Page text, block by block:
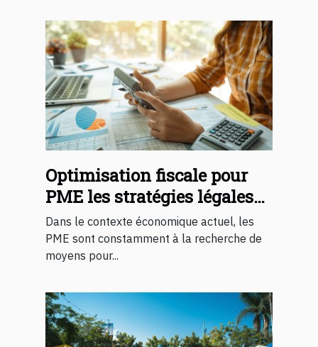
Optimisation fiscale pour
PME les stratégies légales
2023
Dans le contexte économique actuel, les
PME sont constamment à la recherche de
moyens pour...